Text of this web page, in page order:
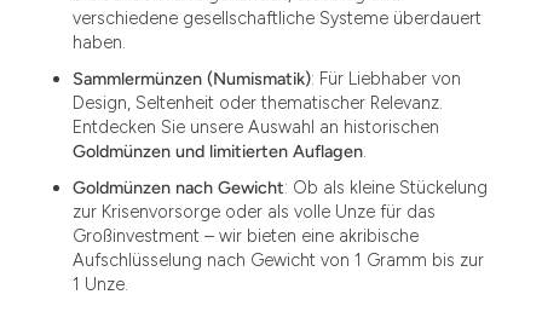
verschiedene gesellschaftliche Systeme überdauert
haben.
Sammlermünzen (Numismatik): Für Liebhaber von
Design, Seltenheit oder thematischer Relevanz.
Entdecken Sie unsere Auswahl an historischen
Goldmünzen und limitierten Auflagen.
Goldmünzen nach Gewicht: Ob als kleine Stückelung
zur Krisenvorsorge oder als volle Unze für das
Großinvestment – wir bieten eine akribische
Aufschlüsselung nach Gewicht von 1 Gramm bis zur
1 Unze.